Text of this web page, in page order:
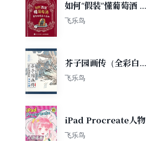
如何“假装”懂葡萄酒 葡
萄酒漫画小百科
飞乐鸟
芥子园画传（全彩白话
图解版）山水云树
飞乐鸟
iPad Procreate人物
插画表现技法
飞乐鸟